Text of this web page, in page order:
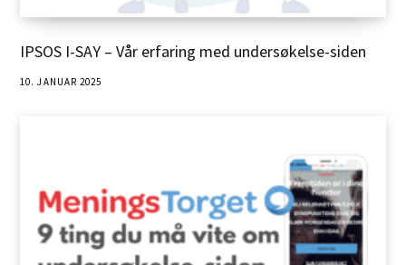
IPSOS I-SAY – Vår erfaring med undersøkelse-siden
10. JANUAR 2025